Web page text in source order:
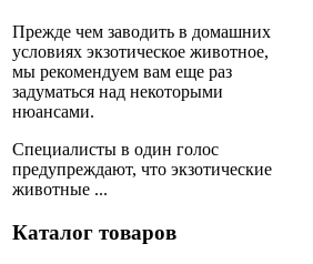
Прежде чем заводить в домашних
условиях экзотическое животное,
мы рекомендуем вам еще раз
задуматься над некоторыми
нюансами.
Специалисты в один голос
предупреждают, что экзотические
животные ...
Каталог товаров